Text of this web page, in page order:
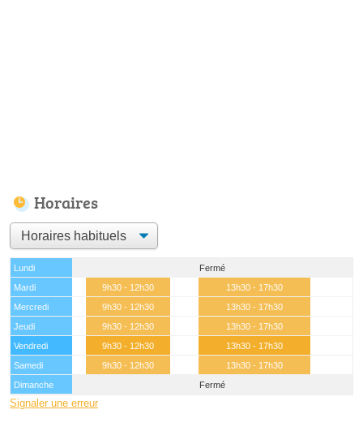
Horaires
Lundi
Fermé
Mardi
9h30 - 12h30
13h30 - 17h30
Mercredi
9h30 - 12h30
13h30 - 17h30
Jeudi
9h30 - 12h30
13h30 - 17h30
Vendredi
9h30 - 12h30
13h30 - 17h30
Samedi
9h30 - 12h30
13h30 - 17h30
Dimanche
Fermé
Signaler une erreur